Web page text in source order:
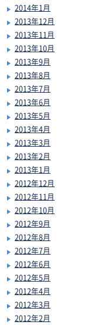
2014年1月
2013年12月
2013年11月
2013年10月
2013年9月
2013年8月
2013年7月
2013年6月
2013年5月
2013年4月
2013年3月
2013年2月
2013年1月
2012年12月
2012年11月
2012年10月
2012年9月
2012年8月
2012年7月
2012年6月
2012年5月
2012年4月
2012年3月
2012年2月